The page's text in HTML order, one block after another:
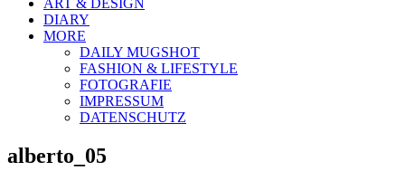
ART & DESIGN
DIARY
MORE
DAILY MUGSHOT
FASHION & LIFESTYLE
FOTOGRAFIE
IMPRESSUM
DATENSCHUTZ
alberto_05